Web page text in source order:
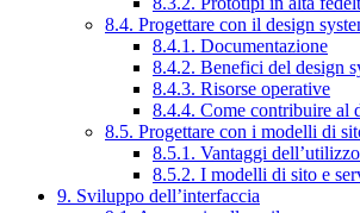
8.4. Progettare con il design
8.4.1. Documentazione
8.4.2. Benefici del design
8.4.3. Risorse operative
8.4.4. Come contribuire al
8.5. Progettare con i modelli di
8.5.1. Vantaggi
8.5.2. I modelli di sito e
9. Sviluppo dell’interfaccia